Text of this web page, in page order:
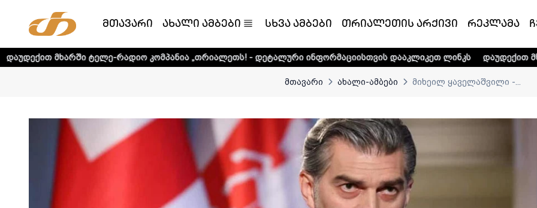
მთავარი ახალი ამბები სხვა ამბები თრიალეთის არქივი რეკლამა
ტელე-რადიო კომპანია „თრიალეთს! - დეტალური ინფორმაციისთვის დააკლიკეთ ლინკს დაუდექით მხარში ტელე-
მთავარი ახალი-ამბები მიხეილ ყაველაშვილი -...